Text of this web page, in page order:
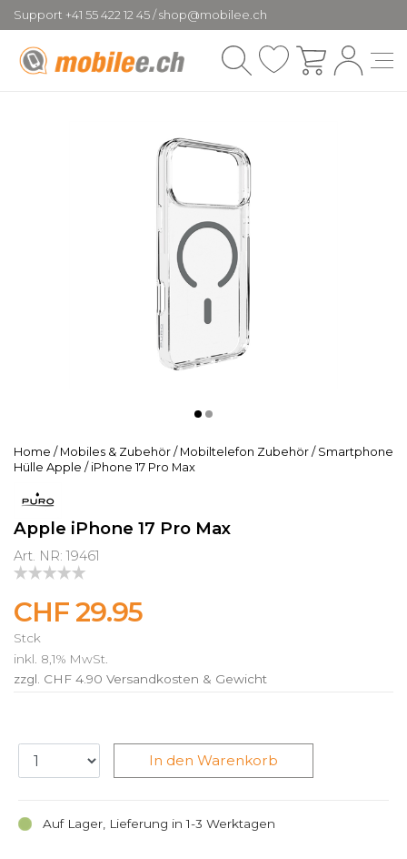
Support +41 55 422 12 45 / shop@mobilee.ch
Home / Mobiles & Zubehör / Mobiltelefon Zubehör / Smartphone
Hülle Apple / iPhone 17 Pro Max
Apple iPhone 17 Pro Max
Art. NR: 19461
CHF 29.95
Stck
inkl. 8,1% MwSt.
zzgl. CHF 4.90 Versandkosten & Gewicht
Auf Lager, Lieferung in 1-3 Werktagen
In den Warenkorb